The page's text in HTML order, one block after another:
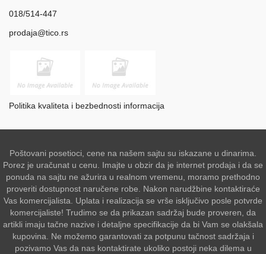
018/514-447
prodaja@tico.rs
Politika kvaliteta i bezbednosti informacija
Poštovani posetioci, cene na našem sajtu su iskazane u dinarima.
Porez je uračunat u cenu. Imajte u obzir da je internet prodaja i da se
ponuda na sajtu ne ažurira u realnom vremenu, moramo prethodno
proveriti dostupnost naručene robe. Nakon narudžbine kontaktiraće
Vas komercijalista. Uplata i realizacija se vrše isključivo posle potvrde
komercijaliste! Trudimo se da prikazan sadržaj bude proveren, da
artikli imaju tačne nazive i detaljne specifikacije da bi Vam se olakšala
kupovina. Ne možemo garantovati za potpunu tačnost sadržaja i
pozivamo Vas da nas kontaktirate ukoliko postoji neka dilema u